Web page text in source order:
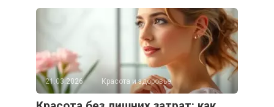
21.03.2026 Красота и здоровье